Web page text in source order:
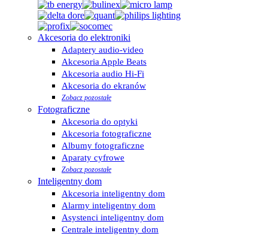
Akcesoria do elektroniki
Adaptery audio-video
Akcesoria Apple Beats
Akcesoria audio Hi-Fi
Akcesoria do ekranów
Zobacz pozostałe
Fotograficzne
Akcesoria do optyki
Akcesoria fotograficzne
Albumy fotograficzne
Aparaty cyfrowe
Zobacz pozostałe
Inteligentny dom
Akcesoria inteligentny dom
Alarmy inteligentny dom
Asystenci inteligentny dom
Centrale inteligentny dom